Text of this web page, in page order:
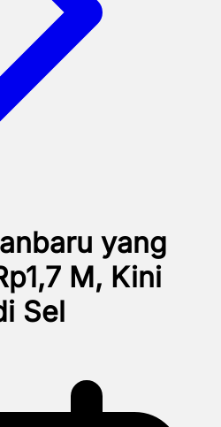
yang
M, Kini
Sel